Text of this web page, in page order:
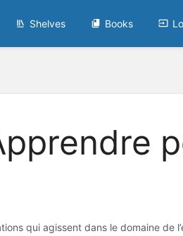
Shelves Books
qui agissent dans le domaine de